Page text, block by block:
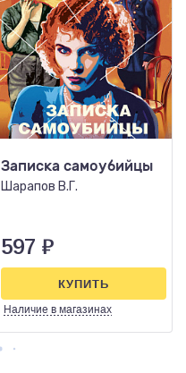
Записка самоубийцы
Шарапов В.Г.
597 ₽
Наличие в магазинах
КУПИТЬ